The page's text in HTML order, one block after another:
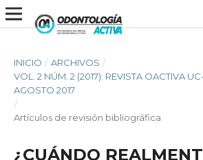
INICIO / ARCHIVOS /
VOL. 2 NÚM. 2 (2017): REVISTA OACTIVA
AGOSTO 2017
/
Artículos de revisión bibliográfica
¿CUÁNDO